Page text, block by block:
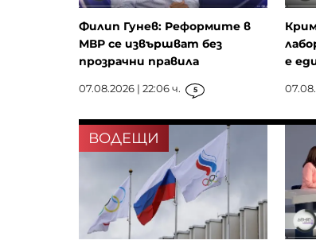
Филип Гунев: Реформите в
МВР се извършват без
прозрачни правила
07.08.2026 | 22:06 ч. 5
е
ВОДЕЩИ